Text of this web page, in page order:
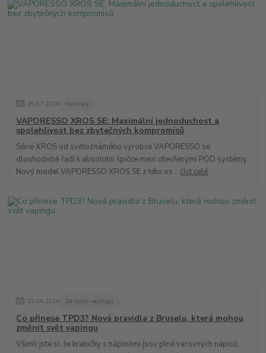
29.07.2026 Novinky
VAPORESSO XROS SE: Maximální jednoduchost a
spolehlivost bez zbytečných kompromisů
Série XROS od světoznámého výrobce VAPORESSO se
dlouhodobě řadí k absolutní špičce mezi otevřenými POD systémy.
Nový model VAPORESSO XROS SE z této os... číst celé
23.06.2026 Ze světa vapingu
Co přinese TPD3? Nová pravidla z Bruselu, která mohou
změnit svět vapingu
Všimli jste si, že krabičky s náplněmi jsou plné varovných nápisů,